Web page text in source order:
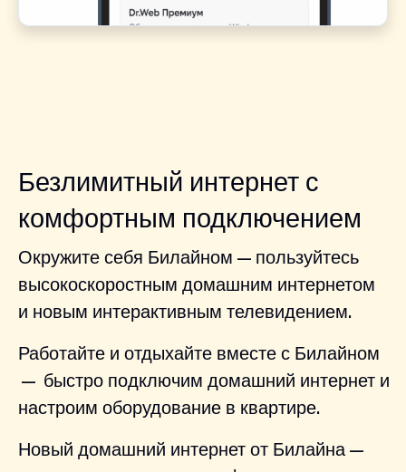
Безлимитный интернет с
комфортным подключением
Окружите себя Билайном — пользуйтесь
высокоскоростным домашним интернетом
и новым интерактивным телевидением.
Работайте и отдыхайте вместе с Билайном
— быстро подключим домашний интернет и
настроим оборудование в квартире.
Новый домашний интернет от Билайна —